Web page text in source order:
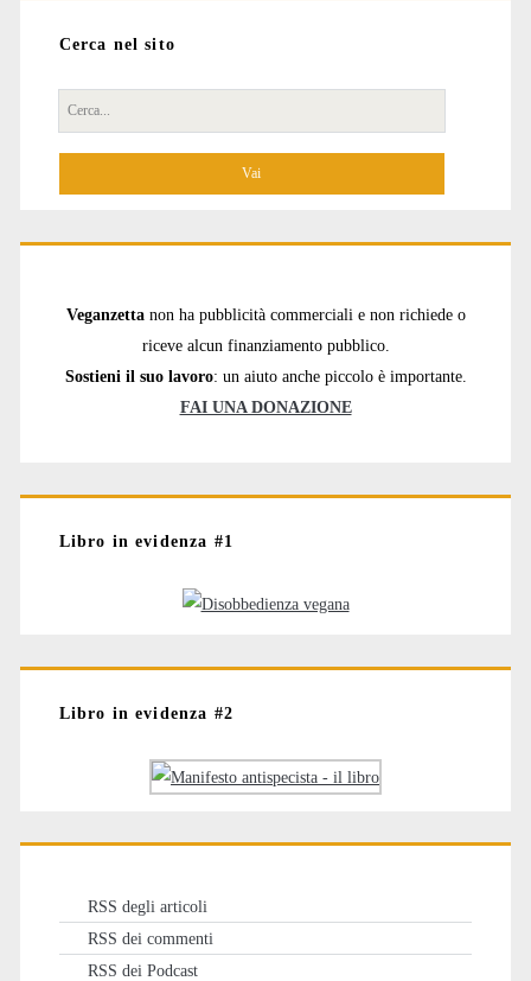
Cerca nel sito
Cerca
per:
Veganzetta non ha pubblicità commerciali e non richiede o
riceve alcun finanziamento pubblico.
Sostieni il suo lavoro: un aiuto anche piccolo è importante.
FAI UNA DONAZIONE
Libro in evidenza #1
Libro in evidenza #2
RSS degli articoli
RSS dei commenti
RSS dei Podcast